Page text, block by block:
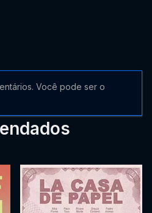
Você pode ser o